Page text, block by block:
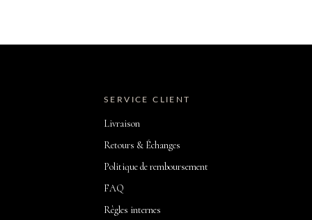
SERVICE CLIENT
Livraison
Retours & Échanges
Politique de remboursement
FAQ
Règles internes